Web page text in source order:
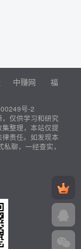
中赚网
福
号-2
仅供学习和研究
整理，本站仅提
责任。如发现本
聊，一经查实，